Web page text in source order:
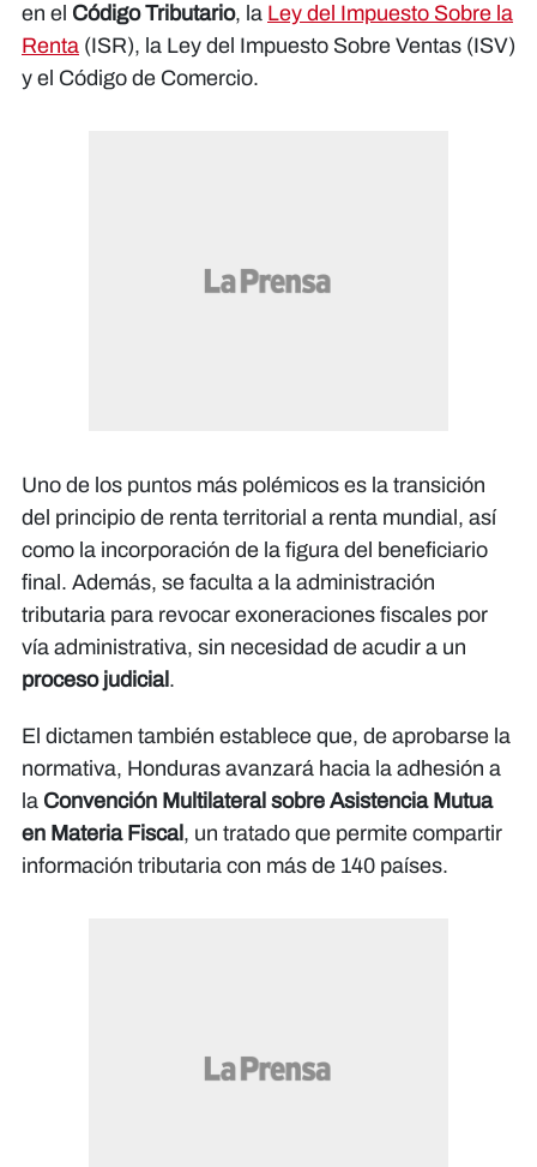
en el Código Tributario, la Ley del Impuesto Sobre la
Renta (ISR), la Ley del Impuesto Sobre Ventas (ISV)
y el Código de Comercio.
Uno de los puntos más polémicos es la transición
del principio de renta territorial a renta mundial, así
como la incorporación de la figura del beneficiario
final. Además, se faculta a la administración
tributaria para revocar exoneraciones fiscales por
vía administrativa, sin necesidad de acudir a un
proceso judicial.
El dictamen también establece que, de aprobarse la
normativa, Honduras avanzará hacia la adhesión a
la Convención Multilateral sobre Asistencia Mutua
en Materia Fiscal, un tratado que permite compartir
información tributaria con más de 140 países.